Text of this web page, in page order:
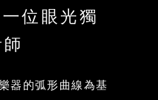
位眼光獨
器的弧形曲線為基